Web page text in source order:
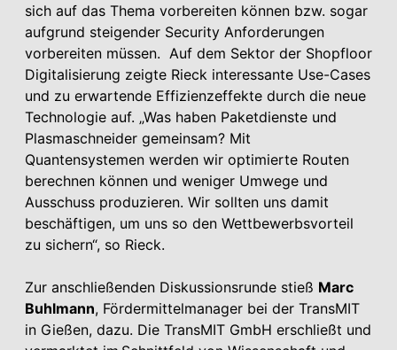
sich auf das Thema vorbereiten können bzw. sogar
aufgrund steigender Security Anforderungen
vorbereiten müssen. Auf dem Sektor der Shopfloor
Digitalisierung zeigte Rieck interessante Use-Cases
und zu erwartende Effizienzeffekte durch die neue
Technologie auf. „Was haben Paketdienste und
Plasmaschneider gemeinsam? Mit
Quantensystemen werden wir optimierte Routen
berechnen können und weniger Umwege und
Ausschuss produzieren. Wir sollten uns damit
beschäftigen, um uns so den Wettbewerbsvorteil
zu sichern“, so Rieck.
Zur anschließenden Diskussionsrunde stieß Marc
Buhlmann, Fördermittelmanager bei der TransMIT
in Gießen, dazu. Die TransMIT GmbH erschließt und